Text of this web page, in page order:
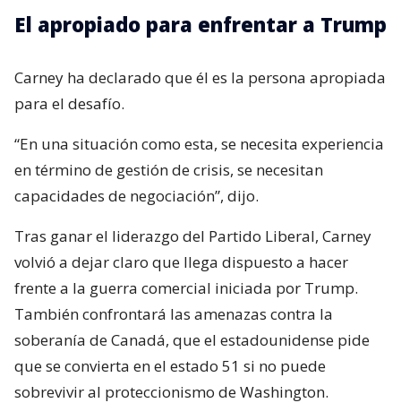
El apropiado para enfrentar a Trump
Carney ha declarado que él es la persona apropiada
para el desafío.
“En una situación como esta, se necesita experiencia
en término de gestión de crisis, se necesitan
capacidades de negociación”, dijo.
Tras ganar el liderazgo del Partido Liberal, Carney
volvió a dejar claro que llega dispuesto a hacer
frente a la guerra comercial iniciada por Trump.
También confrontará las amenazas contra la
soberanía de Canadá, que el estadounidense pide
que se convierta en el estado 51 si no puede
sobrevivir al proteccionismo de Washington.